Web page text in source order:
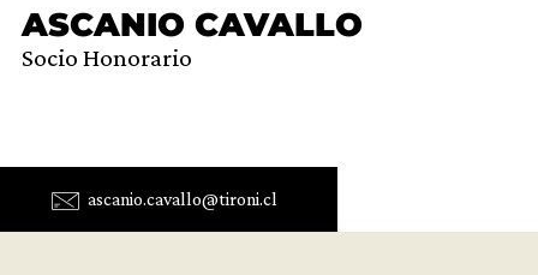
ASCANIO CAVALLO
Socio Honorario
ascanio.cavallo@tironi.cl